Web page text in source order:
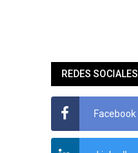
REDES SOCIALES
Facebook